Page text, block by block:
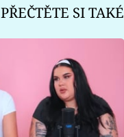
PŘEČTĚTE SI TAKÉ